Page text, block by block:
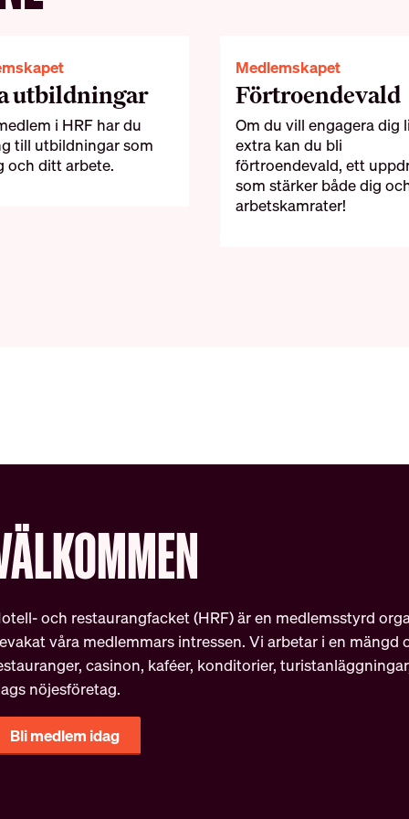
utbildningar
i HRF har du
till utbildningar som
och ditt arbete.
Medlemskapet
Förtroendevald
Om du vill engagera dig
extra kan du bli
förtroendevald, ett
som stärker både dig
arbetskamrater!
och restaurangfacket (HRF) är en medlemsstyrd
våra medlemmars intressen. Vi arbetar i en mängd
casinon, kaféer, konditorier,
nöjesföretag.
Bli medlem idag